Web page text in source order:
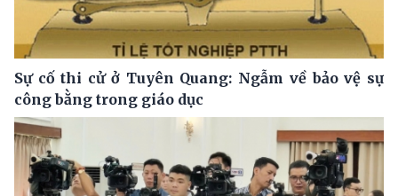
Sự cố thi cử ở Tuyên Quang: Ngẫm về bảo vệ sự
công bằng trong giáo dục